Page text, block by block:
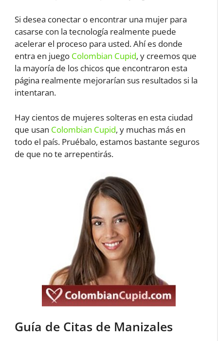
Si desea conectar o encontrar una mujer para
casarse con la tecnología realmente puede
acelerar el proceso para usted. Ahí es donde
entra en juego Colombian Cupid, y creemos que
la mayoría de los chicos que encontraron esta
página realmente mejorarían sus resultados si la
intentaran.
Hay cientos de mujeres solteras en esta ciudad
que usan Colombian Cupid, y muchas más en
todo el país. Pruébalo, estamos bastante seguros
de que no te arrepentirás.
Guía de Citas de Manizales